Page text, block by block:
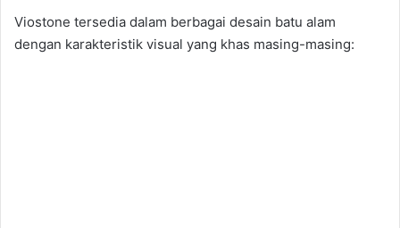
Viostone tersedia dalam berbagai desain batu alam
dengan karakteristik visual yang khas masing-masing: